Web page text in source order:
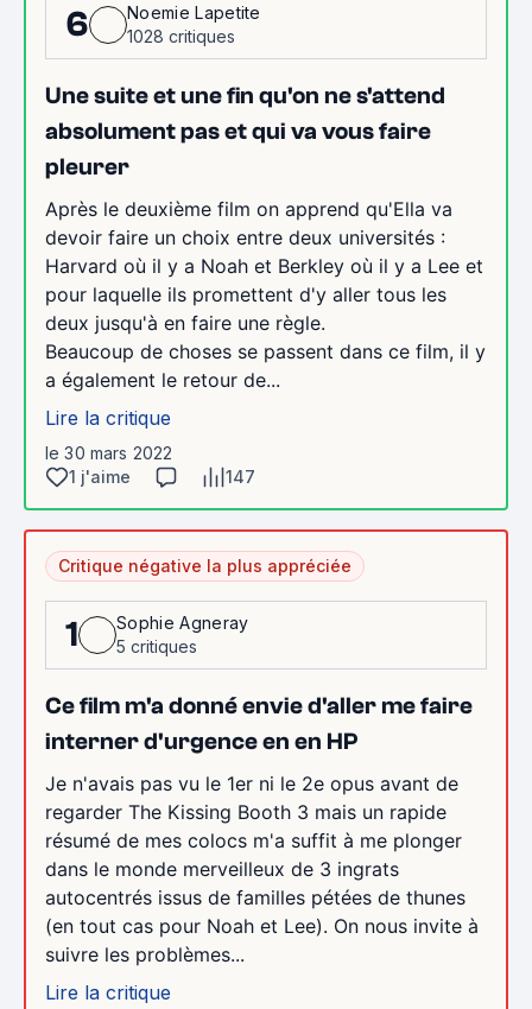
6
Noemie Lapetite
1028 critiques
Une suite et une fin qu'on ne s'attend
absolument pas et qui va vous faire
pleurer
Après le deuxième film on apprend qu'Ella va
devoir faire un choix entre deux universités :
Harvard où il y a Noah et Berkley où il y a Lee et
pour laquelle ils promettent d'y aller tous les
deux jusqu'à en faire une règle.
Beaucoup de choses se passent dans ce film, il y
a également le retour de...
Lire la critique
le 30 mars 2022
1 j'aime
147
Critique négative la plus appréciée
1
Sophie Agneray
5 critiques
Ce film m'a donné envie d'aller me faire
interner d'urgence en en HP
Je n'avais pas vu le 1er ni le 2e opus avant de
regarder The Kissing Booth 3 mais un rapide
résumé de mes colocs m'a suffit à me plonger
dans le monde merveilleux de 3 ingrats
autocentrés issus de familles pétées de thunes
(en tout cas pour Noah et Lee). On nous invite à
suivre les problèmes...
Lire la critique